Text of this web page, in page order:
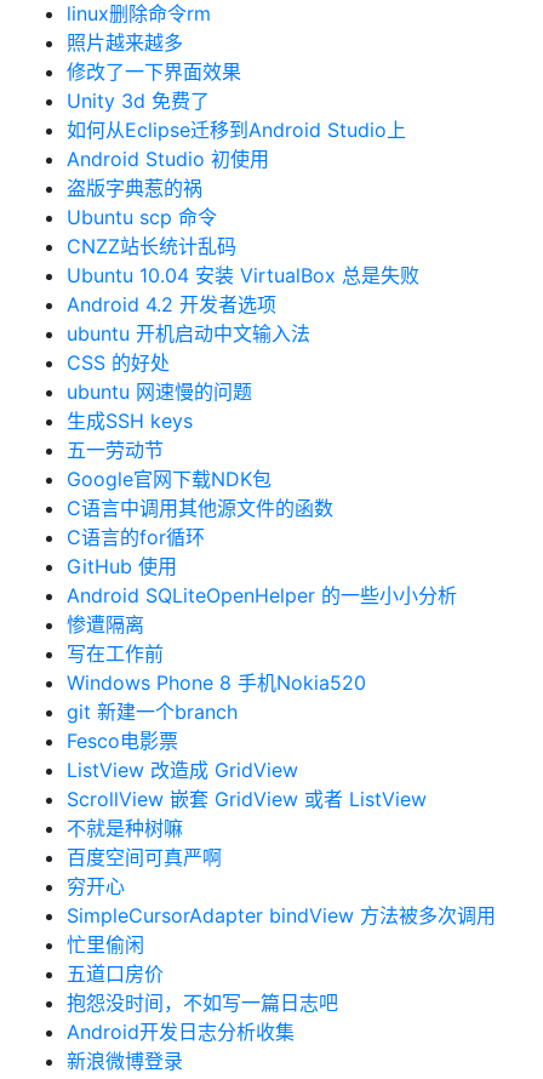
linux删除命令rm
照片越来越多
修改了一下界面效果
Unity 3d 免费了
如何从Eclipse迁移到Android Studio上
Android Studio 初使用
盗版字典惹的祸
Ubuntu scp 命令
CNZZ站长统计乱码
Ubuntu 10.04 安装 VirtualBox 总是失败
Android 4.2 开发者选项
ubuntu 开机启动中文输入法
CSS 的好处
ubuntu 网速慢的问题
生成SSH keys
五一劳动节
Google官网下载NDK包
C语言中调用其他源文件的函数
C语言的for循环
GitHub 使用
Android SQLiteOpenHelper 的一些小小分析
惨遭隔离
写在工作前
Windows Phone 8 手机Nokia520
git 新建一个branch
Fesco电影票
ListView 改造成 GridView
ScrollView 嵌套 GridView 或者 ListView
不就是种树嘛
百度空间可真严啊
穷开心
SimpleCursorAdapter bindView 方法被多次调用
忙里偷闲
五道口房价
抱怨没时间，不如写一篇日志吧
Android开发日志分析收集
新浪微博登录